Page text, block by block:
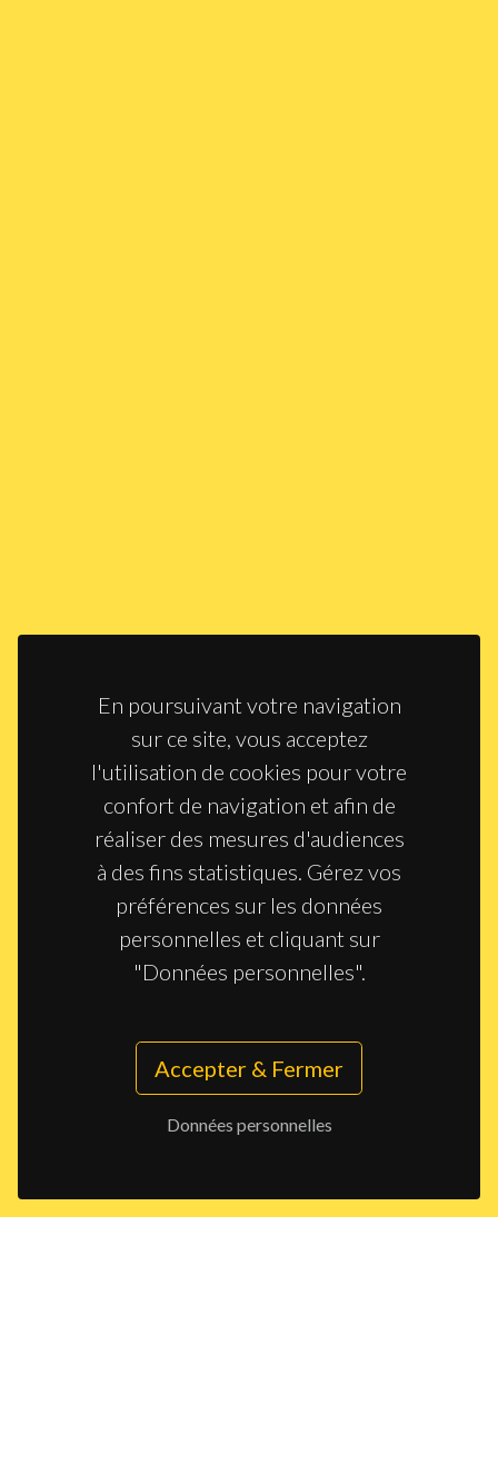
En poursuivant votre navigation
sur ce site, vous acceptez
l'utilisation de cookies pour votre
confort de navigation et afin de
réaliser des mesures d'audiences
à des fins statistiques. Gérez vos
préférences sur les données
personnelles et cliquant sur
"Données personnelles".
Accepter & Fermer
Données personnelles